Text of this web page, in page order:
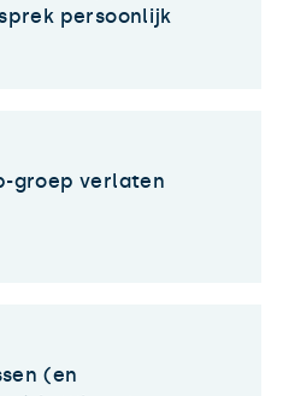
persoonlijk
groep verlaten
(en